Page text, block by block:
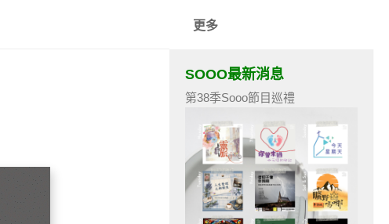
更多
SOOO最新消息
第38季Sooo節目巡禮